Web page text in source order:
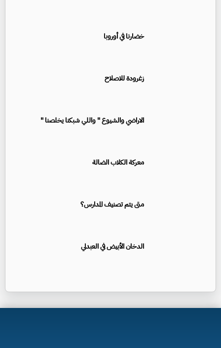
خضارنا في أوروبا
زغرودة للاصلاح
الاراضي والشيوع " واللي شبكنا يخلصنا "
معركة الكلاب الضالة
متى يتم تصنيف المدارس؟
الدخان الأبيض في العبدلي